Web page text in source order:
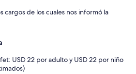
cargos de los cuales nos informó la
USD 22 por adulto y USD 22 por niño